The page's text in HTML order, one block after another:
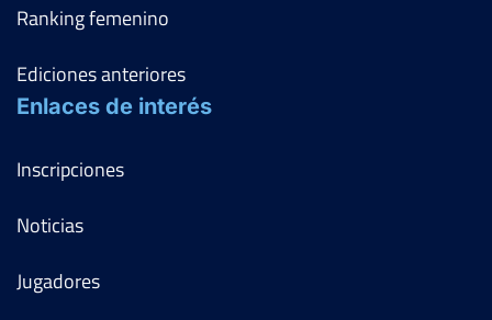
Ranking femenino
Ediciones anteriores
Enlaces de interés
Inscripciones
Noticias
Jugadores